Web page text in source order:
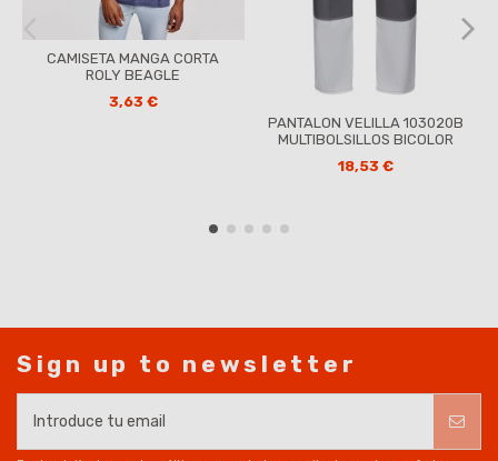
CAMISETA MANGA CORTA
ROLY BEAGLE
3,63 €
PANTALON VELILLA 103020B
MULTIBOLSILLOS BICOLOR
18,53 €
Sign up to newsletter